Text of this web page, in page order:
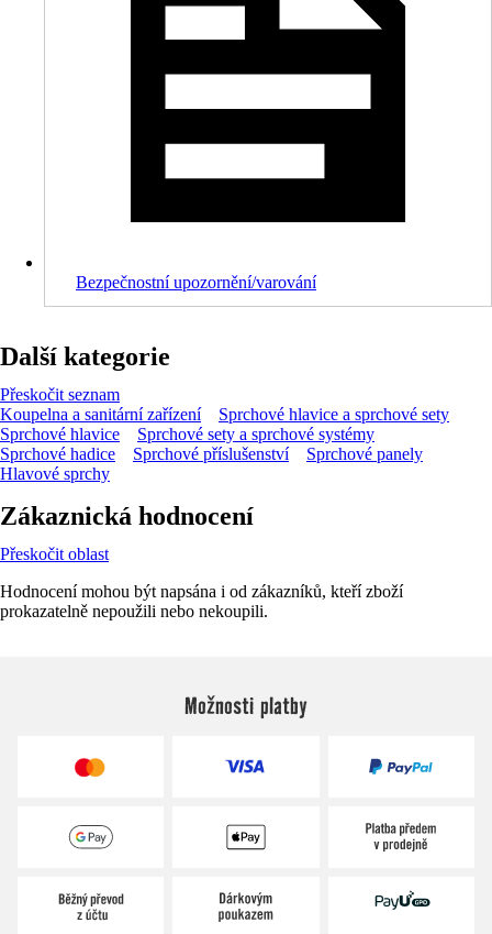
Bezpečnostní upozornění/varování
Další kategorie
Přeskočit seznam
Koupelna a sanitární zařízení
Sprchové hlavice a sprchové sety
Sprchové hlavice
Sprchové sety a sprchové systémy
Sprchové hadice
Sprchové příslušenství
Sprchové panely
Hlavové sprchy
Zákaznická hodnocení
Přeskočit oblast
Hodnocení mohou být napsána i od zákazníků, kteří zboží
prokazatelně nepoužili nebo nekoupili.
Možnosti platby